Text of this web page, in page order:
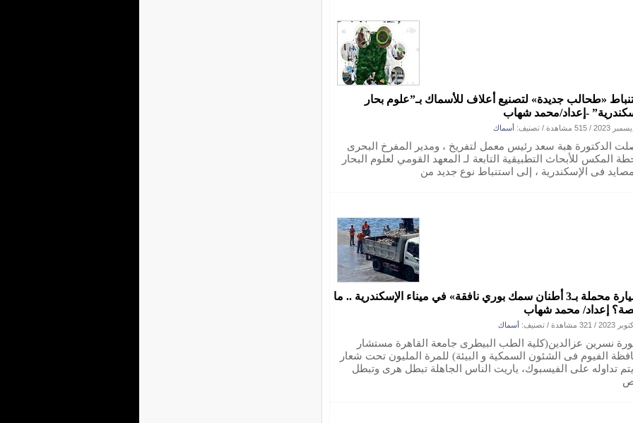
«طحالب جديدة» لتصنيع أعلاف للأسماك بـ”علوم بحار
-إعداد/محمد شهاب
/ 515 مشاهدة / تصنيف: أسماك
الدكتورة هبة سعد رئيس معمل لتفريخ ، ومدير المفرخ البحرى
المكس للأبحاث التطبيقية التابعة لـ المعهد القومي لعلوم البحار
فى الإسكندرية ، إلى استنباط نوع جديد من
«سيارة محملة بـ3 أطنان سمك بوري نافقة» في ميناء الإسكندرية .. ما
إعداد/ محمد شهاب
/ 321 مشاهدة / تصنيف: أسماك
نسرين عزالدين(كلية الطب البيطرى جامعة القاهرة مستشار
الفيوم فى الشئون السمكية و البيئة) للمرة المليون تحت شعار
تداوله على الفيسبوك، ياريت الناس الجاهلة تبطل هرى وتبطل